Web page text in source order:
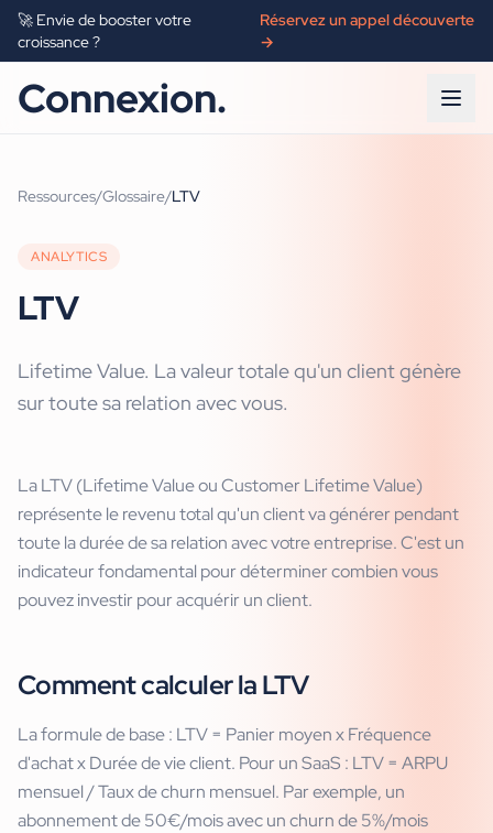
🚀 Envie de booster votre
croissance ?
Réservez un appel découverte
→
Connexion.
Ressources/Glossaire/LTV
ANALYTICS
LTV
Lifetime Value. La valeur totale qu'un client génère
sur toute sa relation avec vous.
La LTV (Lifetime Value ou Customer Lifetime Value)
représente le revenu total qu'un client va générer pendant
toute la durée de sa relation avec votre entreprise. C'est un
indicateur fondamental pour déterminer combien vous
pouvez investir pour acquérir un client.
Comment calculer la LTV
La formule de base : LTV = Panier moyen x Fréquence
d'achat x Durée de vie client. Pour un SaaS : LTV = ARPU
mensuel / Taux de churn mensuel. Par exemple, un
abonnement de 50€/mois avec un churn de 5%/mois